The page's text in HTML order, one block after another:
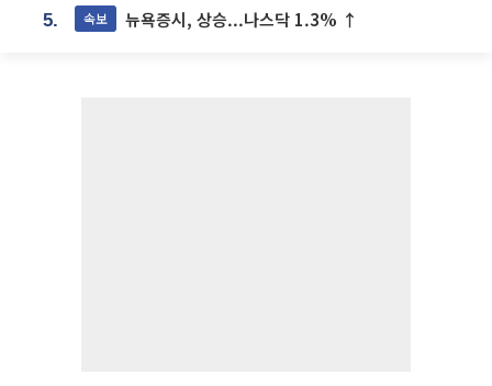
5. 속보 뉴욕증시, 상승...나스닥 1.3% ↑